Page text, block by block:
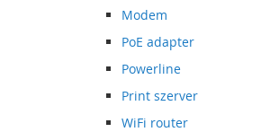
Modem
PoE adapter
Powerline
Print szerver
WiFi router